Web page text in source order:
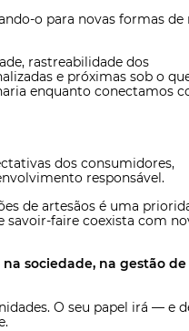
o para novas formas de
rastreabilidade dos
e próximas sob o
enquanto conectamos
dos consumidores,
responsável.
de artesãos é uma
savoir-faire coexista com
sociedade, na gestão de
O seu papel irá — e